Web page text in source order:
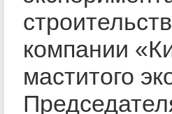
компании
маститого